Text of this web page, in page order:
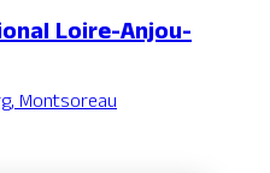
Loire-Anjou-
Montsoreau